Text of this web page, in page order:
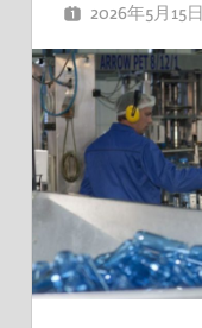
2026年5月15日